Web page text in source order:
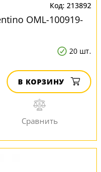
213892
OML-100919-
20 шт.
В КОРЗИНУ